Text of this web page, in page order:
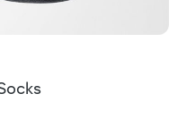
5 von 5 Sternen